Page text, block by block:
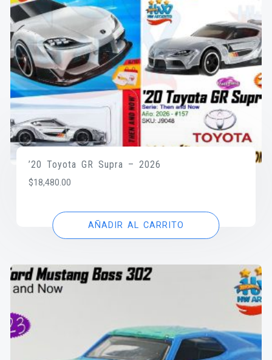
’20 Toyota GR Supra – 2026
$18,480.00
AÑADIR AL CARRITO